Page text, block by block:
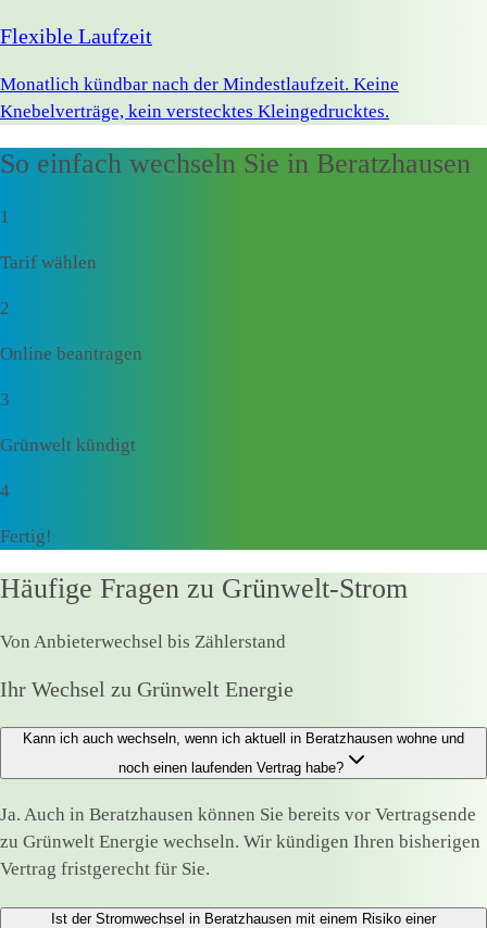
Flexible Laufzeit
Monatlich kündbar nach der Mindestlaufzeit. Keine
Knebelverträge, kein verstecktes Kleingedrucktes.
So einfach wechseln Sie in Beratzhausen
1
Tarif wählen
2
Online beantragen
3
Grünwelt kündigt
4
Fertig!
Häufige Fragen zu Grünwelt-Strom
Von Anbieterwechsel bis Zählerstand
Ihr Wechsel zu Grünwelt Energie
Kann ich auch wechseln, wenn ich aktuell in Beratzhausen wohne und
noch einen laufenden Vertrag habe?
Ja. Auch in Beratzhausen können Sie bereits vor Vertragsende
zu Grünwelt Energie wechseln. Wir kündigen Ihren bisherigen
Vertrag fristgerecht für Sie.
Ist der Stromwechsel in Beratzhausen mit einem Risiko einer